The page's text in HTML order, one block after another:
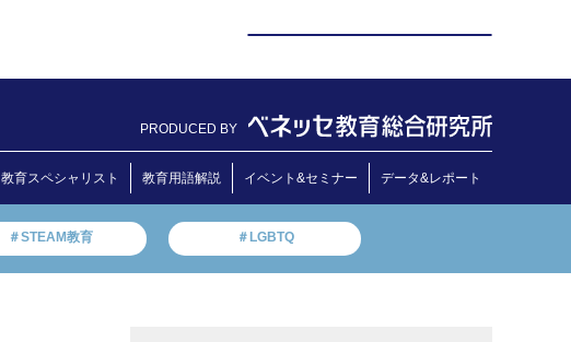
PRODUCED BY
教育スペシャリスト 教育用語解説 イベント&セミナー データ&レポート
＃STEAM教育 ＃LGBTQ